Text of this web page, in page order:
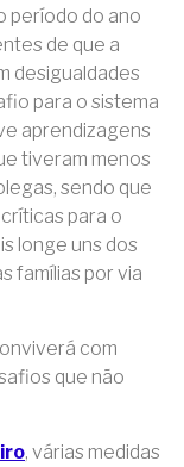
período do ano
de que a
desigualdades
para o sistema
aprendizagens
tiveram menos
sendo que
para o
longe uns dos
famílias por via
com
que não
, várias medidas